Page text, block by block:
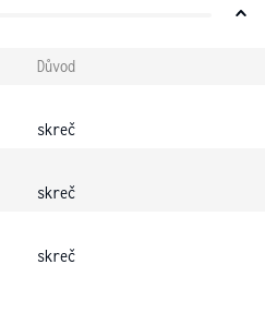
Důvod
skreč
skreč
skreč